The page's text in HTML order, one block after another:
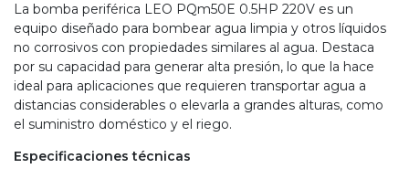
La bomba periférica LEO PQm50E 0.5HP 220V es un
equipo diseñado para bombear agua limpia y otros líquidos
no corrosivos con propiedades similares al agua. Destaca
por su capacidad para generar alta presión, lo que la hace
ideal para aplicaciones que requieren transportar agua a
distancias considerables o elevarla a grandes alturas, como
el suministro doméstico y el riego.
Especificaciones técnicas